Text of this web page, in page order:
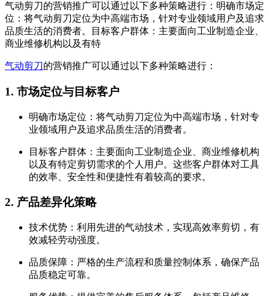
气动剪刀的营销推广可以通过以下多种策略进行：明确市场定
位：将气动剪刀定位为中高端市场，针对专业领域用户及追求
品质生活的消费者。目标客户群体：主要面向工业制造企业、
商业维修机构以及有特
气动剪刀的营销推广可以通过以下多种策略进行：
1. 市场定位与目标客户
明确市场定位：将气动剪刀定位为中高端市场，针对专
业领域用户及追求品质生活的消费者。
目标客户群体：主要面向工业制造企业、商业维修机构
以及有特定剪切需求的个人用户。这些客户群体对工具
的效率、安全性和便捷性有着较高的要求。
2. 产品差异化策略
技术优势：利用先进的气动技术，实现高效率剪切，有
效减轻劳动强度。
品质保障：严格的生产流程和质量控制体系，确保产品
品质稳定可靠。